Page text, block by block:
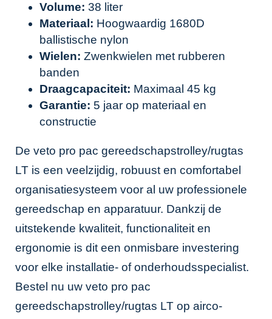
Volume: 38 liter
Materiaal: Hoogwaardig 1680D
ballistische nylon
Wielen: Zwenkwielen met rubberen
banden
Draagcapaciteit: Maximaal 45 kg
Garantie: 5 jaar op materiaal en
constructie
De veto pro pac gereedschapstrolley/rugtas
LT is een veelzijdig, robuust en comfortabel
organisatiesysteem voor al uw professionele
gereedschap en apparatuur. Dankzij de
uitstekende kwaliteit, functionaliteit en
ergonomie is dit een onmisbare investering
voor elke installatie- of onderhoudsspecialist.
Bestel nu uw veto pro pac
gereedschapstrolley/rugtas LT op airco-